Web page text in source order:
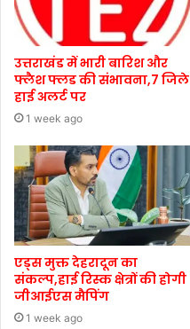
उत्तराखंड में भारी बारिश और
फ्लैश फ्लड की संभावना,7 जिले
हाई अलर्ट पर
1 week ago
एड्स मुक्त देहरादून का
संकल्प,हाई रिस्क क्षेत्रों की होगी
जीआईएस मैपिंग
1 week ago